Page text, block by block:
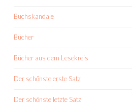
Buchskandale
Bücher
Bücher aus dem Lesekreis
Der schönste erste Satz
Der schönste letzte Satz